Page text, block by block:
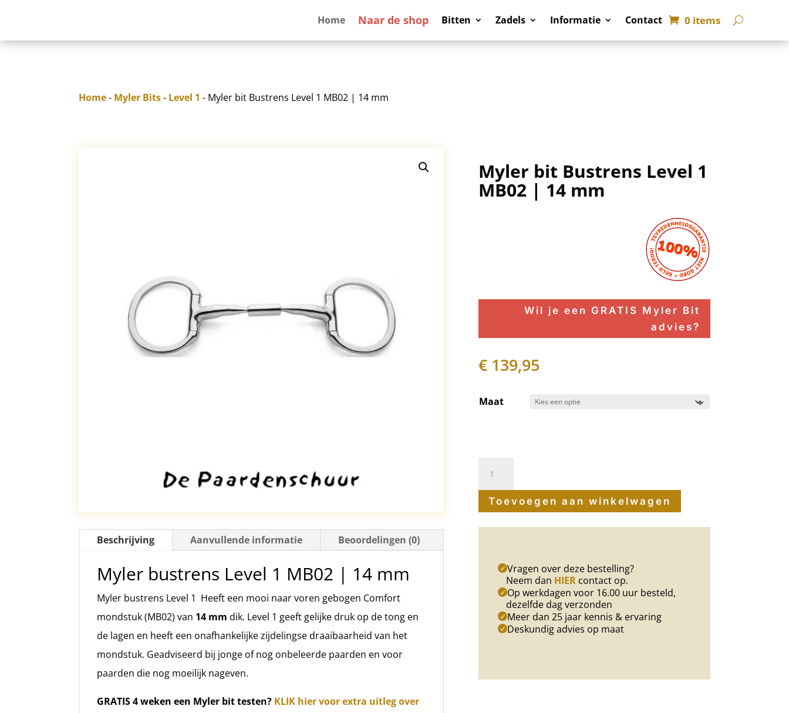
Home Naar de shop Bitten Zadels Informatie Contact 0 items
Home- Myler Bits- Level 1 - Myler bit Bustrens Level 1 MB02 | 14 mm
Beschrijving Aanvullende informatie Beoordelingen (0)
Myler bustrens Level 1 MB02 | 14 mm
Myler bustrens Level 1 Heeft een mooi naar voren gebogen Comfort
mondstuk (MB02) van 14 mm dik. Level 1 geeft gelijke druk op de tong en
de lagen en heeft een onafhankelijke zijdelingse draaibaarheid van het
mondstuk. Geadviseerd bij jonge of nog onbeleerde paarden en voor
paarden die nog moeilijk nageven.
GRATIS 4 weken een Myler bit testen? KLIK hier voor extra uitleg over
Myler bit Bustrens Level 1
MB02 | 14 mm
Wil je een GRATIS Myler Bit
advies?
€139,95
Maat
Bustrens
MB02
aantal
Toevoegen aan winkelwagen
Vragen over deze bestelling?
Neem dan HIERcontact op.
Op werkdagen voor 16.00 uur besteld,
dezelfde dag verzonden
Meer dan 25 jaar kennis & ervaring
Deskundig advies op maat